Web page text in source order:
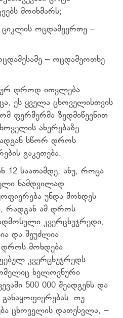
მოიხმარს;
ოცდამეერთე –
– ოცდამეოთხე
დროდ ითვლება
ეს ყველა ცხოველისთვის
ფერმერმა ზედმიწევნით
ახურებაზე
სწორ დროს
გაკეთება.
12 საათამდე; ანუ, როცა
ნამდვილად
უნდა მოხდეს
რადგან ამ დროს
კვერცხუჯრედი,
და შეუძლია
დროს მოხდება
კვერცხუჯრედს
ხელოვნური
500 000 შეადგენს და
თუ
ცხოველის დათესვლა, –